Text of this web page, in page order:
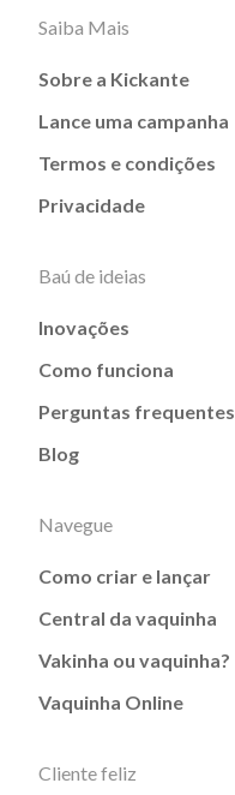
Saiba Mais
Sobre a Kickante
Lance uma campanha
Termos e condições
Privacidade
Baú de ideias
Inovações
Como funciona
Perguntas frequentes
Blog
Navegue
Como criar e lançar
Central da vaquinha
Vakinha ou vaquinha?
Vaquinha Online
Cliente feliz